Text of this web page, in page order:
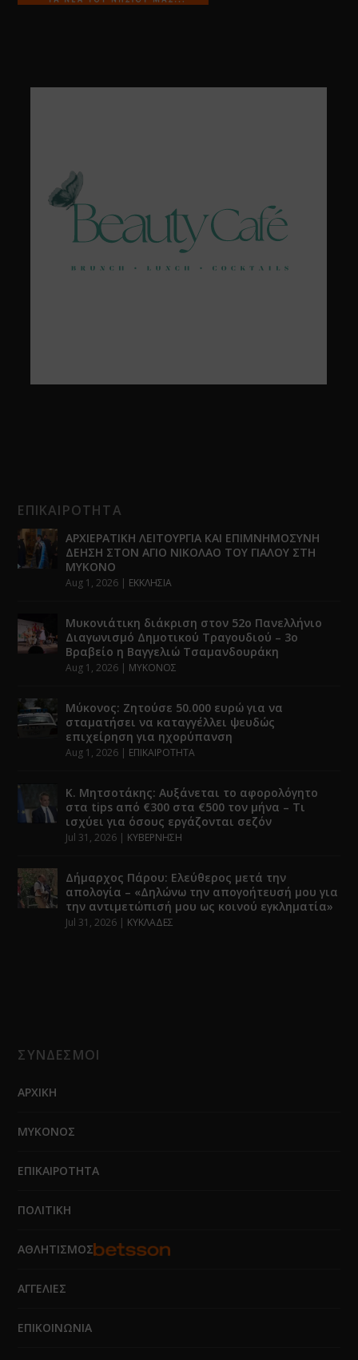
ΕΠΙΚΑΙΡΟΤΗΤΑ
ΑΡΧΙΕΡΑΤΙΚΗ ΛΕΙΤΟΥΡΓΙΑ ΚΑΙ ΕΠΙΜΝΗΜΟΣΥΝΗ
ΔΕΗΣΗ ΣΤΟΝ ΑΓΙΟ ΝΙΚΟΛΑΟ ΤΟΥ ΓΙΑΛΟΥ ΣΤΗ
ΜΥΚΟΝΟ
Aug 1, 2026 | ΕΚΚΛΗΣΙΑ
Μυκονιάτικη διάκριση στον 52ο Πανελλήνιο
Διαγωνισμό Δημοτικού Τραγουδιού – 3ο
Βραβείο η Βαγγελιώ Τσαμανδουράκη
Aug 1, 2026 | ΜΥΚΟΝΟΣ
Μύκονος: Ζητούσε 50.000 ευρώ για να
σταματήσει να καταγγέλλει ψευδώς
επιχείρηση για ηχορύπανση
Aug 1, 2026 | ΕΠΙΚΑΙΡΟΤΗΤΑ
Κ. Μητσοτάκης: Αυξάνεται το αφορολόγητο
στα tips από €300 στα €500 τον μήνα – Τι
ισχύει για όσους εργάζονται σεζόν
Jul 31, 2026 | ΚΥΒΕΡΝΗΣΗ
Δήμαρχος Πάρου: Ελεύθερος μετά την
απολογία – «Δηλώνω την απογοήτευσή μου για
την αντιμετώπισή μου ως κοινού εγκληματία»
Jul 31, 2026 | ΚΥΚΛΑΔΕΣ
ΣΥΝΔΕΣΜΟΙ
ΑΡΧΙΚΗ
ΜΥΚΟΝΟΣ
ΕΠΙΚΑΙΡΟΤΗΤΑ
ΠΟΛΙΤΙΚΗ
ΑΘΛΗΤΙΣΜΟΣ
ΑΓΓΕΛΙΕΣ
ΕΠΙΚΟΙΝΩΝΙΑ